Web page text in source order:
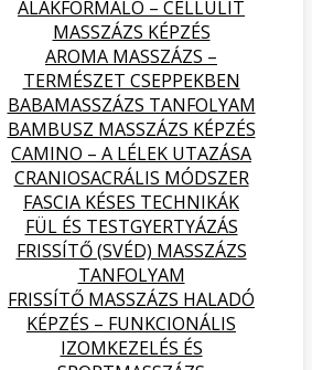
ALAKFORMÁLÓ – CELLULIT
MASSZÁZS KÉPZÉS
AROMA MASSZÁZS –
TERMÉSZET CSEPPEKBEN
BABAMASSZÁZS TANFOLYAM
BAMBUSZ MASSZÁZS KÉPZÉS
CAMINO – A LÉLEK UTAZÁSA
CRANIOSACRÁLIS MÓDSZER
FASCIA KÉSES TECHNIKÁK
FÜL ÉS TESTGYERTYÁZÁS
FRISSÍTŐ (SVÉD) MASSZÁZS
TANFOLYAM
FRISSÍTŐ MASSZÁZS HALADÓ
KÉPZÉS – FUNKCIONÁLIS
IZOMKEZELÉS ÉS